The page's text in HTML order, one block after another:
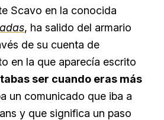
Scavo en la conocida
, ha salido del armario
de su cuenta de
en la que aparecía escrito
ser cuando eras más
un comunicado que iba a
y que significa un paso